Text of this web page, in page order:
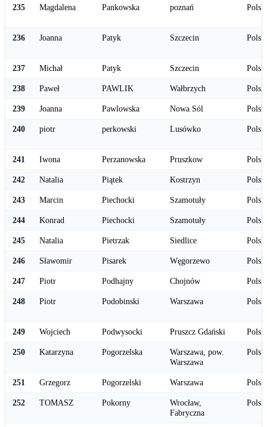
235 Magdalena Pankowska poznań
236 Joanna Patyk Szczecin
237 Michał Patyk Szczecin
238 Paweł PAWLIK Wałbrzych
239 Joanna Pawlowska Nowa Sól
240 piotr perkowski Lusówko
241 Iwona Perzanowska Pruszkow
242 Natalia Piątek Kostrzyn
243 Marcin Piechocki Szamotuły
244 Konrad Piechocki Szamotuły
245 Natalia Pietrzak Siedlice
246 Sławomir Pisarek Węgorzewo
247 Piotr Podhajny Chojnów
248 Piotr Podobinski Warszawa
249 Wojciech Podwysocki Pruszcz Gdański
250 Katarzyna Pogorzelska
Warszawa, pow.
Warszawa
251 Grzegorz Pogorzelski Warszawa
252 TOMASZ Pokorny
Wrocław,
Fabryczna